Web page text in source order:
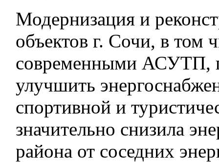
Модернизация и
объектов г. Сочи, в том
современными АСУТП,
улучшить
спортивной и
значительно снизила
района от соседних